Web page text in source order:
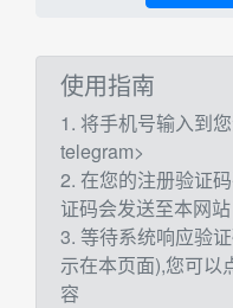
使用指南
1. 将手机号输入到
telegram>
2. 在您的注册验证
证码会发送至本网站
3. 等待系统响应验
示在本页面),您可以
容